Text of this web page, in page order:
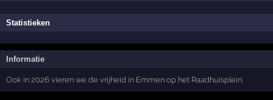
Statistieken
Informatie
Ook in 2026 vieren we de vrijheid in Emmen op het Raadhuisplein.